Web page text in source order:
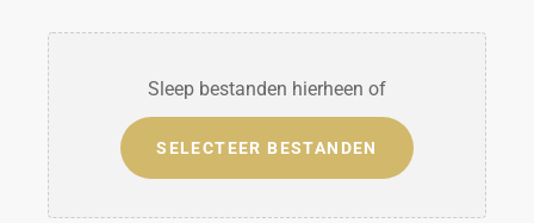
Bestanden
Sleep bestanden hierheen of
SELECTEER BESTANDEN